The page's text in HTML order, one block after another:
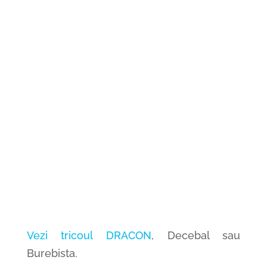
Vezi tricoul DRACON, Decebal sau
Burebista.